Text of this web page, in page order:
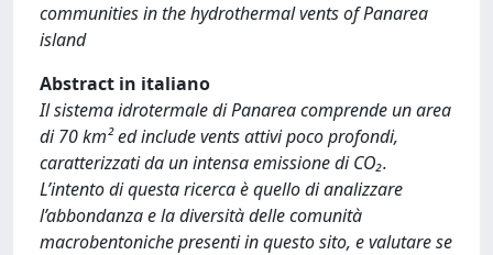
communities in the hydrothermal vents of Panarea
island
Abstract in italiano
Il sistema idrotermale di Panarea comprende un area
di 70 km² ed include vents attivi poco profondi,
caratterizzati da un intensa emissione di CO₂.
L’intento di questa ricerca è quello di analizzare
l’abbondanza e la diversità delle comunità
macrobentoniche presenti in questo sito, e valutare se